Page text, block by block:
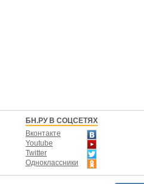
БН.РУ В СОЦСЕТЯХ
Вконтакте
Youtube
Twitter
Одноклассники